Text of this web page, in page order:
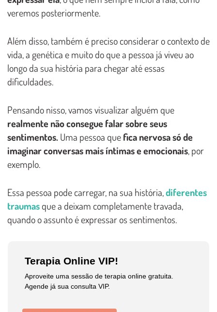
veremos posteriormente.
Além disso, também é preciso considerar o contexto de
vida, a genética e muito do que a pessoa já viveu ao
longo da sua história para chegar até essas
dificuldades.
Pensando nisso, vamos visualizar alguém que
realmente não consegue falar sobre seus
sentimentos.Uma pessoa quefica nervosa só de
imaginar conversas mais íntimas e emocionais, por
exemplo.
Essa pessoa pode carregar, na sua história,diferentes
traumasque a deixam completamente travada,
quando o assunto é expressar os sentimentos.
Terapia Online VIP!
Aproveite uma sessão de terapia online gratuita.
Agende já sua consulta VIP.